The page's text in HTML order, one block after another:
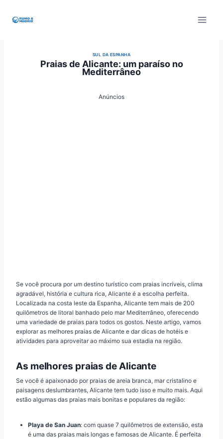
SUL DA ESPANHA
Praias de Alicante: um paraíso no
Mediterrâneo
Anúncios
Se você procura por um destino turístico com praias incríveis, clima
agradável, história e cultura rica, Alicante é a escolha perfeita.
Localizada na costa leste da Espanha, Alicante tem mais de 200
quilômetros de litoral banhado pelo mar Mediterrâneo, oferecendo
uma variedade de praias para todos os gostos. Neste artigo, vamos
explorar as melhores praias de Alicante e dar dicas de hotéis e
atividades para aproveitar ao máximo sua estadia na região.
As melhores praias de Alicante
Se você é apaixonado por praias de areia branca, mar cristalino e
paisagens deslumbrantes, Alicante tem tudo isso e muito mais. Aqui
estão algumas das praias mais bonitas e populares da região:
Playa de San Juan: com quase 7 quilômetros de extensão, esta
é uma das praias mais longas e famosas de Alicante. É perfeita